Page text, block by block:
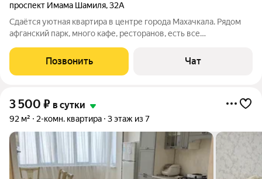
проспект Имама Шамиля,32А
Сдаётся уютная квартира в центре города Махачкала. Рядом
афганский парк, много кафе, ресторанов, есть все
стиральная машина, фен, утюг). я всегда на связи со своими
гостями, всегда помогу
Позвонить Чат
3 500 ₽ в сутки
92 м² 2-комн. квартира 3 этаж из 7